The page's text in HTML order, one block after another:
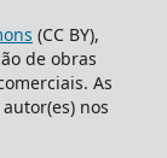
(CC BY),
de obras
As
nos